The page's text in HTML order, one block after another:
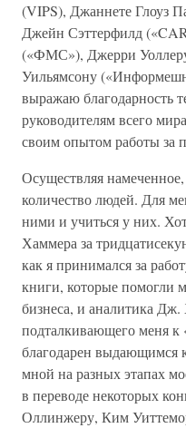
(VIPS), Джаннете Глоуз
Джейн Сэттерфилд
(«ФМС»), Джерри
Уильямсону
выражаю благодарность
руководителям всего
своим опытом работы за
Осуществляя
количество людей. Для
ними и учиться у них.
Хаммера за
как я принимался за
книги, которые помогли
бизнеса, и аналитика
подталкивающего меня
благодарен выдающимся
мной на разных этапах
в переводе некоторых
Оллинжеру, Ким